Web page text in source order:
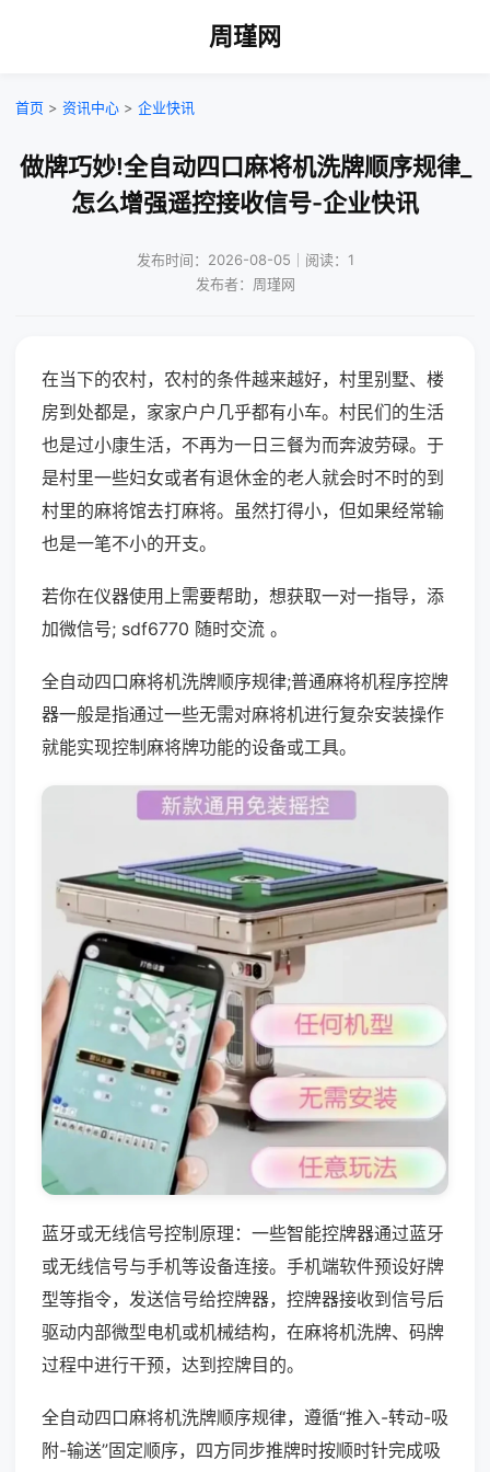
周瑾网
首页 > 资讯中心 > 企业快讯
做牌巧妙!全自动四口麻将机洗牌顺序规律_
怎么增强遥控接收信号-企业快讯
发布时间：2026-08-05｜阅读：1
发布者：周瑾网
在当下的农村，农村的条件越来越好，村里别墅、楼
房到处都是，家家户户几乎都有小车。村民们的生活
也是过小康生活，不再为一日三餐为而奔波劳碌。于
是村里一些妇女或者有退休金的老人就会时不时的到
村里的麻将馆去打麻将。虽然打得小，但如果经常输
也是一笔不小的开支。
若你在仪器使用上需要帮助，想获取一对一指导，添
加微信号; sdf6770 随时交流 。
全自动四口麻将机洗牌顺序规律;普通麻将机程序控牌
器一般是指通过一些无需对麻将机进行复杂安装操作
就能实现控制麻将牌功能的设备或工具。
蓝牙或无线信号控制原理：一些智能控牌器通过蓝牙
或无线信号与手机等设备连接。手机端软件预设好牌
型等指令，发送信号给控牌器，控牌器接收到信号后
驱动内部微型电机或机械结构，在麻将机洗牌、码牌
过程中进行干预，达到控牌目的。
全自动四口麻将机洗牌顺序规律，遵循“推入-转动-吸
附-输送”固定顺序，四方同步推牌时按顺时针完成吸